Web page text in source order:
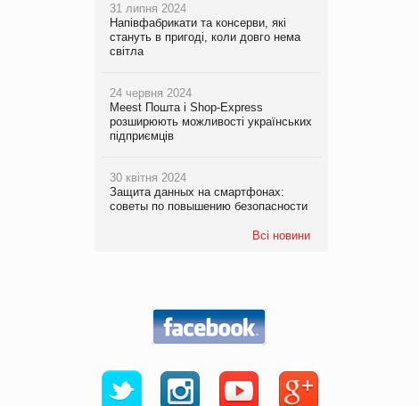
31 липня 2024
Напівфабрикати та консерви, які
стануть в пригоді, коли довго нема
світла
24 червня 2024
Meest Пошта і Shop-Express
розширюють можливості українських
підприємців
30 квітня 2024
Защита данных на смартфонах:
советы по повышению безопасности
Всі новини